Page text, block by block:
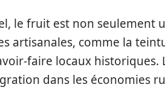
le fruit est non seulement
artisanales, comme la
faire locaux historiques.
dans les économies